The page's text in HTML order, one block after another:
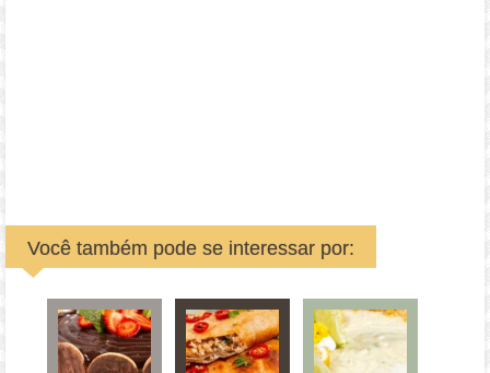
Você também pode se interessar por: